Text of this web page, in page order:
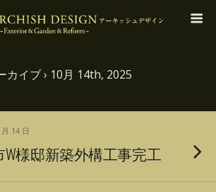
カイブ › 10月 14th, 2025
14 日
W様邸新築外構工事完工